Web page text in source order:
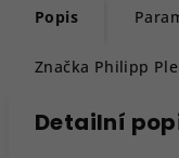
Popis
Značka Philipp
Detailní